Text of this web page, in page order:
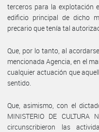
terceros para la explotación
edificio principal de dicho
precario que tenía tal
Que, por lo tanto, al
mencionada Agencia, en el
cualquier actuación que
sentido.
Que, asimismo, con el
MINISTERIO DE
circunscribieron las